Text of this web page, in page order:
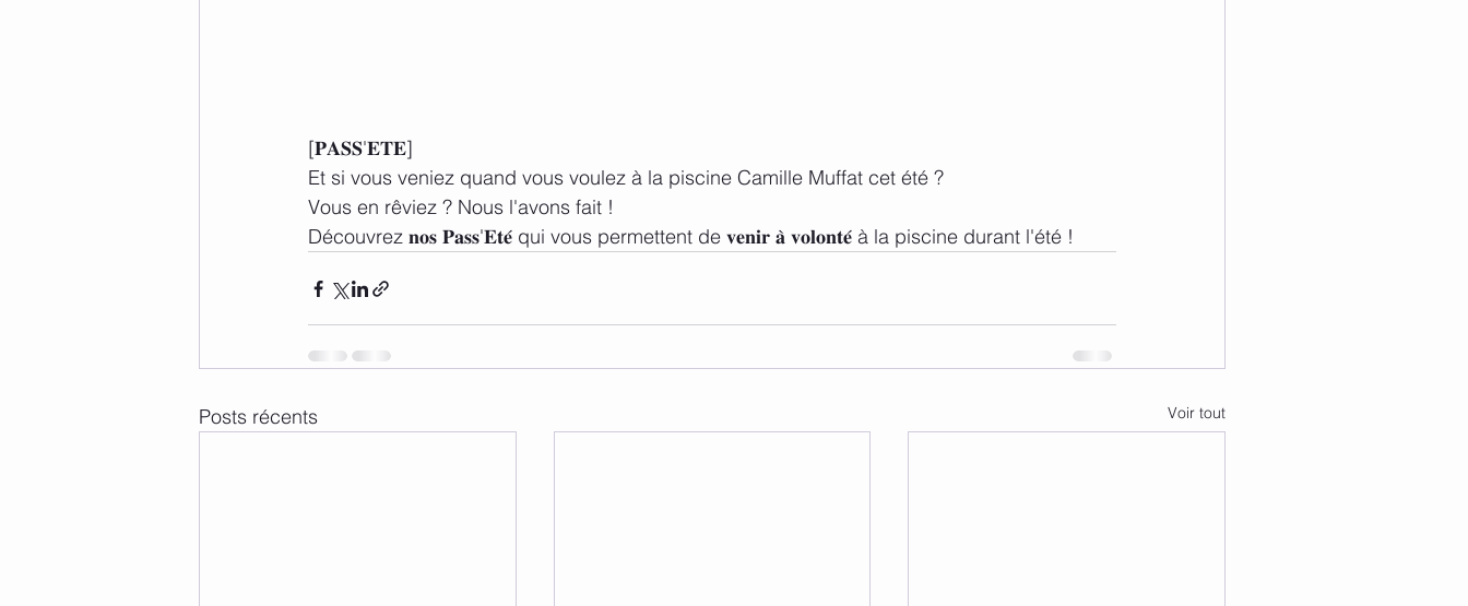
[𝐏𝐀𝐒𝐒'𝐄𝐓𝐄]
Et si vous veniez quand vous voulez à la piscine Camille Muffat cet été ?
Vous en rêviez ? Nous l'avons fait !
Découvrez 𝐧𝐨𝐬 𝐏𝐚𝐬𝐬'𝐄𝐭𝐞́ qui vous permettent de 𝐯𝐞𝐧𝐢𝐫 𝐚̀ 𝐯𝐨𝐥𝐨𝐧𝐭𝐞́ à la piscine durant l'été !
Posts récents Voir tout